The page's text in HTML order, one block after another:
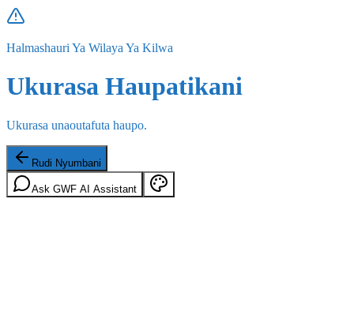
Halmashauri Ya Wilaya Ya Kilwa
Ukurasa Haupatikani
Ukurasa unaoutafuta haupo.
Rudi Nyumbani
Ask GWF AI Assistant